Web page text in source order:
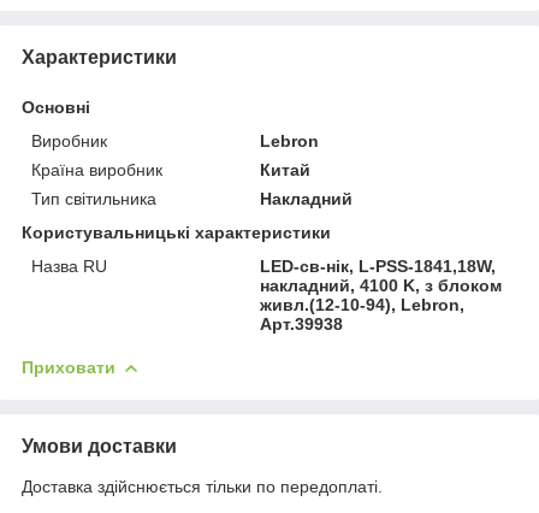
Характеристики
Основні
Виробник
Lebron
Країна виробник
Китай
Тип світильника
Накладний
Користувальницькі характеристики
Назва RU
LED-св-нік, L-PSS-1841,18W,
накладний, 4100 K, з блоком
живл.(12-10-94), Lebron,
Арт.39938
Приховати
Умови доставки
Доставка здійснюється тільки по передоплаті.